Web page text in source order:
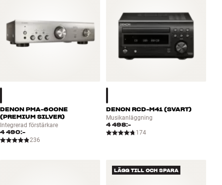
DENON PMA-600NE
(PREMIUM SILVER)
Integrerad förstärkare
4 490:-
236
DENON RCD-M41 (SVART)
Musikanläggning
4 498:-
174
LÄGG TILL OCH SPARA